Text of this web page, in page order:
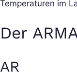
Temperaturen im
Der
AR